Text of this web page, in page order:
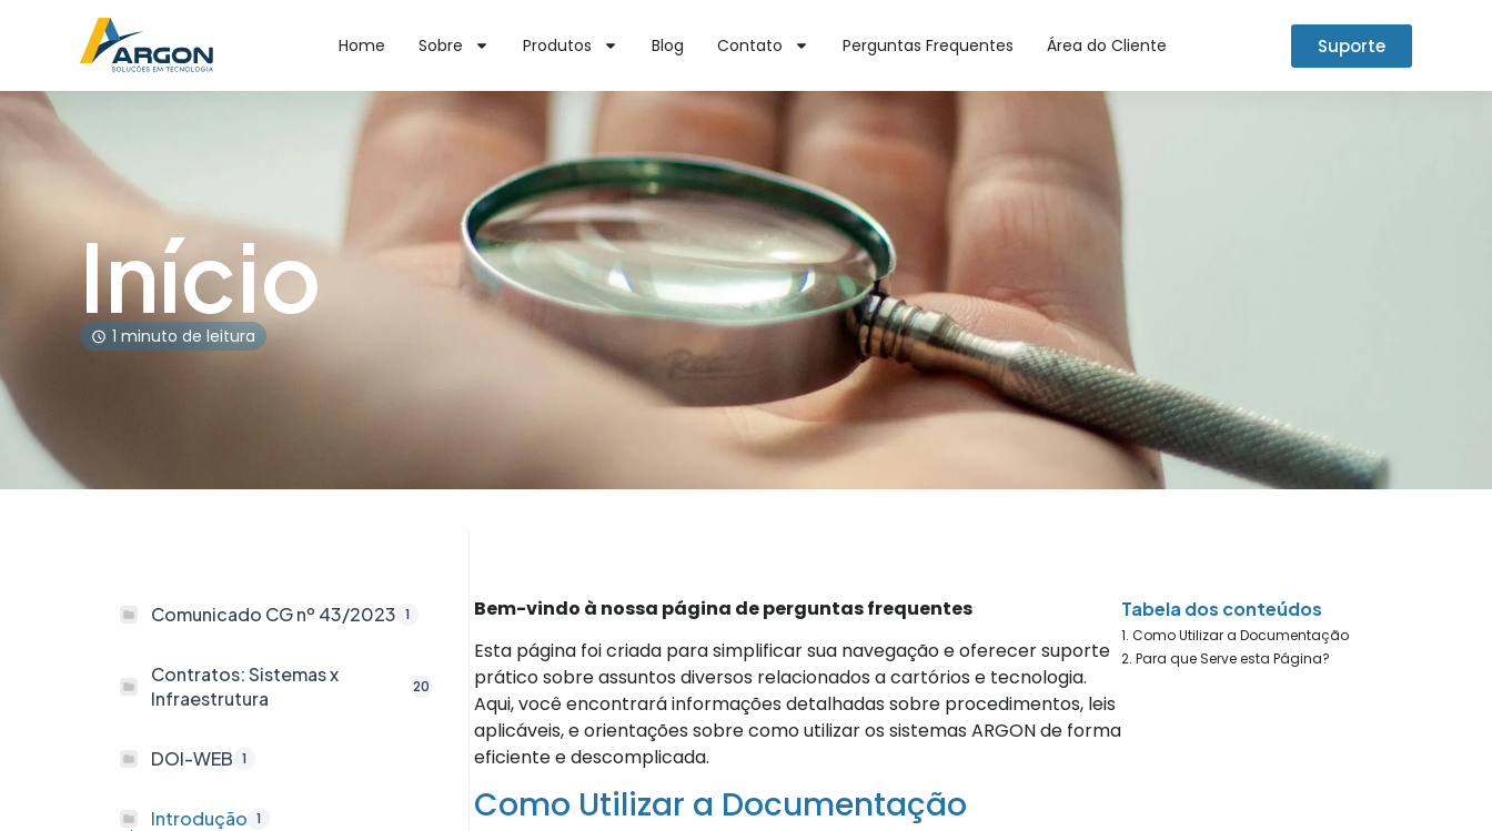
Home Sobre Produtos Blog Contato Perguntas Frequentes Área do Cliente Suporte
Início
1 minuto de leitura
Comunicado CG nº 43/2023 1
Contratos: Sistemas x
Infraestrutura
20
DOI-WEB 1
Introdução 1
Bem-vindo à nossa página de perguntas frequentes
Esta página foi criada para simplificar sua navegação e oferecer suporte
prático sobre assuntos diversos relacionados a cartórios e tecnologia.
Aqui, você encontrará informações detalhadas sobre procedimentos, leis
aplicáveis, e orientações sobre como utilizar os sistemas ARGON de forma
eficiente e descomplicada.
Como Utilizar a Documentação
Tabela dos conteúdos
Como Utilizar a Documentação
Para que Serve esta Página?